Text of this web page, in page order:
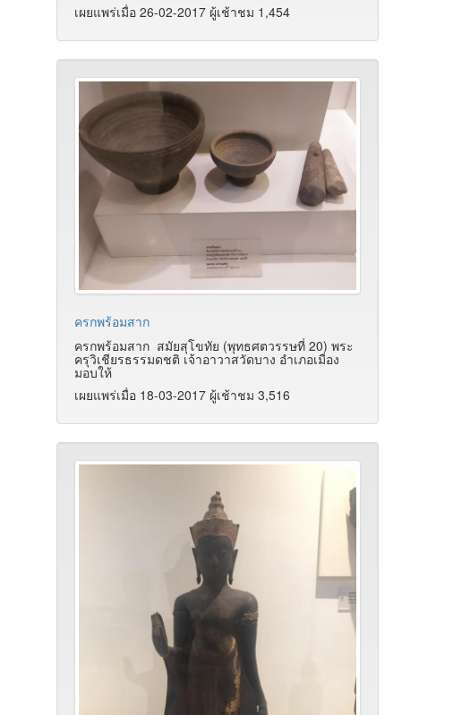
เผยแพร่เมื่อ 26-02-2017 ผู้เช้าชม 1,454
ครกพร้อมสาก
ครกพร้อมสาก สมัยสุโขทัย (พุทธศตวรรษที่ 20) พระ
ครุวิเชียรธรรมดชติ เจ้าอาวาสวัดบาง อำเภอเมือง
มอบให้
เผยแพร่เมื่อ 18-03-2017 ผู้เช้าชม 3,516